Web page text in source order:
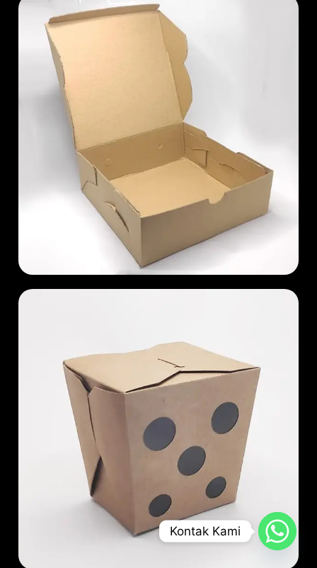
Kontak Kami